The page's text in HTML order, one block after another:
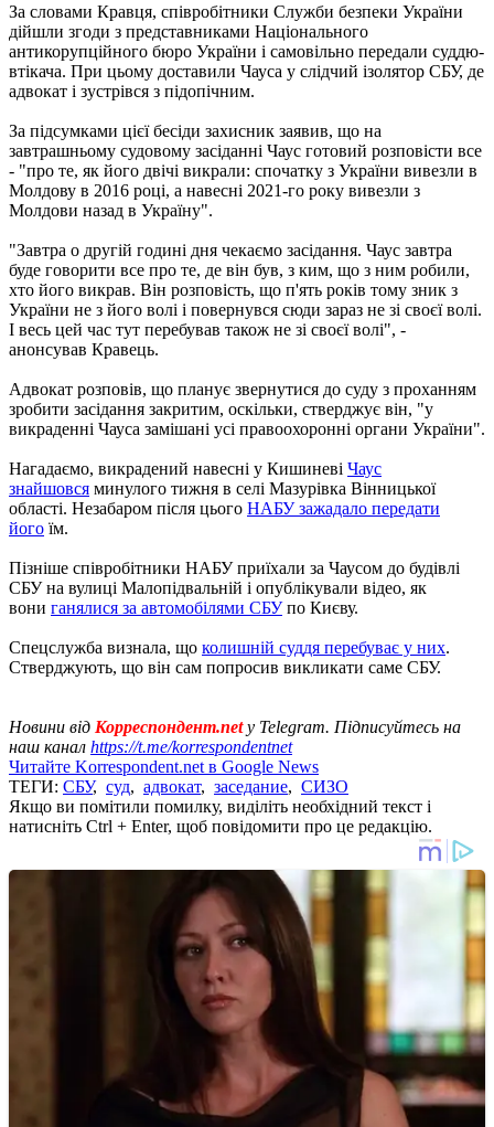
За словами Кравця, співробітники Служби безпеки України
дійшли згоди з представниками Національного
антикорупційного бюро України і самовільно передали суддю-
втікача. При цьому доставили Чауса у слідчий ізолятор СБУ, де
адвокат і зустрівся з підопічним.
За підсумками цієї бесіди захисник заявив, що на
завтрашньому судовому засіданні Чаус готовий розповісти все
- "про те, як його двічі викрали: спочатку з України вивезли в
Молдову в 2016 році, а навесні 2021-го року вивезли з
Молдови назад в Україну".
"Завтра о другій годині дня чекаємо засідання. Чаус завтра
буде говорити все про те, де він був, з ким, що з ним робили,
хто його викрав. Він розповість, що п'ять років тому зник з
України не з його волі і повернувся сюди зараз не зі своєї волі.
І весь цей час тут перебував також не зі своєї волі", -
анонсував Кравець.
Адвокат розповів, що планує звернутися до суду з проханням
зробити засідання закритим, оскільки, стверджує він, "у
викраденні Чауса замішані усі правоохоронні органи України".
Нагадаємо, викрадений навесні у Кишиневі Чаус
знайшовся минулого тижня в селі Мазурівка Вінницької
області. Незабаром після цього НАБУ зажадало передати
його їм.
Пізніше співробітники НАБУ приїхали за Чаусом до будівлі
СБУ на вулиці Малопідвальній і опублікували відео, як
вони ганялися за автомобілями СБУпо Києву.
Спецслужба визнала, що колишній суддя перебуває у них.
Стверджують, що він сам попросив викликати саме СБУ.
Новини від Корреспондент.netу Telegram. Підписуйтесь на
наш канал https://t.me/korrespondentnet
Читайте Korrespondent.net в Google News
ТЕГИ: СБУ, суд, адвокат, заседание, СИЗО
Якщо ви помітили помилку, виділіть необхідний текст і
натисніть Ctrl + Enter, щоб повідомити про це редакцію.